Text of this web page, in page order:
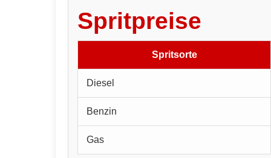
Spritpreise
Spritsorte
Diesel
Benzin
Gas